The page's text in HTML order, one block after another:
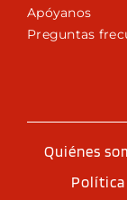
Apóyanos
Preguntas
Quiénes